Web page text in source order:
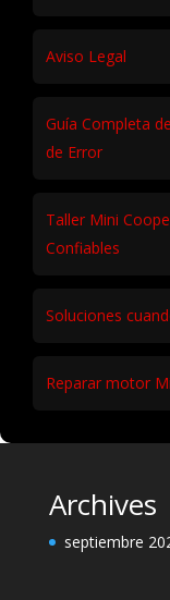
Aviso Legal
Guía Completa
de Error
Taller Mini
Confiables
Soluciones
Reparar motor
Archives
septiembre